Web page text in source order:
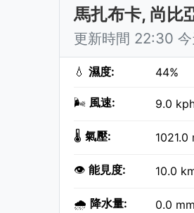
馬扎布卡, 尚比
更新時間 22:30 今
💧 濕度: 44%
🌬️ 風速: 9.0
🌡️ 氣壓: 1021.0
👁️ 能見度: 10.0
🌧️ 降水量: 0.0 mm